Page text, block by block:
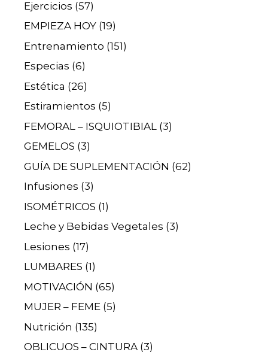
Ejercicios (57)
EMPIEZA HOY (19)
Entrenamiento (151)
Especias (6)
Estética (26)
Estiramientos (5)
FEMORAL – ISQUIOTIBIAL (3)
GEMELOS (3)
GUÍA DE SUPLEMENTACIÓN (62)
Infusiones (3)
ISOMÉTRICOS (1)
Leche y Bebidas Vegetales (3)
Lesiones (17)
LUMBARES (1)
MOTIVACIÓN (65)
MUJER – FEME (5)
Nutrición (135)
OBLICUOS – CINTURA (3)